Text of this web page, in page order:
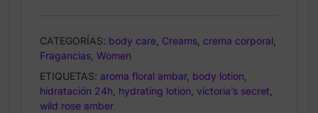
CATEGORÍAS: body care Creams crema corporal
Fragancias Women
ETIQUETAS: aroma floral ambar, body lotion
hidratación 24h hydrating lotion victoria’s secret
wild rose amber